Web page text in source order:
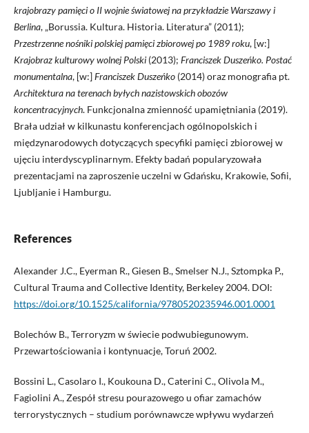
krajobrazy pamięci o II wojnie światowej na przykładzie Warszawy i
Berlina, „Borussia. Kultura. Historia. Literatura” (2011);
Przestrzenne nośniki polskiej pamięci zbiorowej po 1989 roku, [w:]
Krajobraz kulturowy wolnej Polski(2013); Franciszek Duszeńko. Postać
monumentalna, [w:]Franciszek Duszeńko(2014) oraz monografia pt.
Architektura na terenach byłych nazistowskich obozów
koncentracyjnych. Funkcjonalna zmienność upamiętniania (2019).
Brała udział w kilkunastu konferencjach ogólnopolskich i
międzynarodowych dotyczących specyfiki pamięci zbiorowej w
ujęciu interdyscyplinarnym. Efekty badań popularyzowała
prezentacjami na zaproszenie uczelni w Gdańsku, Krakowie, Sofii,
Ljubljanie i Hamburgu.
References
Alexander J.C., Eyerman R., Giesen B., Smelser N.J., Sztompka P.,
Cultural Trauma and Collective Identity, Berkeley 2004. DOI:
https://doi.org/10.1525/california/9780520235946.001.0001
Bolechów B., Terroryzm w świecie podwubiegunowym.
Przewartościowania i kontynuacje, Toruń 2002.
Bossini L., Casolaro I., Koukouna D., Caterini C., Olivola M.,
Fagiolini A., Zespół stresu pourazowego u ofiar zamachów
terrorystycznych – studium porównawcze wpływu wydarzeń